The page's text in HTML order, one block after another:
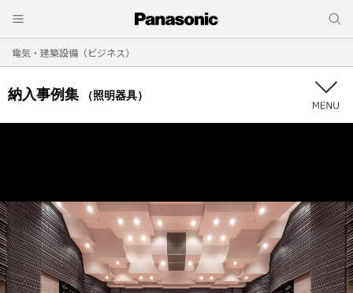
電気・建築設備（ビジネス）
納入事例集 （照明器具）